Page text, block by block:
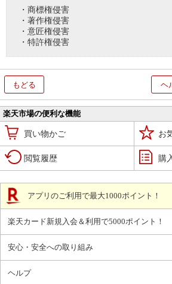
・商標権侵害
・著作権侵害
・意匠権侵害
・特許権侵害
もどる ヘ
楽天市場の便利な機能
買い物かご お
閲覧履歴 購
アプリのご利用で最大1000ポイント！
楽天カード新規入会＆利用で5000ポイント！
安心・安全への取り組み
ヘルプ